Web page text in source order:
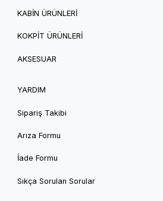
KABİN ÜRÜNLERİ
KOKPİT ÜRÜNLERİ
AKSESUAR
YARDIM
Sipariş Takibi
Arıza Formu
İade Formu
Sıkça Sorulan Sorular